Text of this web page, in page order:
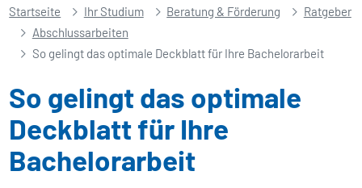
Startseite Ihr Studium Beratung & Förderung
Ratgeber
Abschlussarbeiten
So gelingt das optimale Deckblatt für Ihre Bachelorarbeit
So gelingt das optimale
Deckblatt für Ihre
Bachelorarbeit